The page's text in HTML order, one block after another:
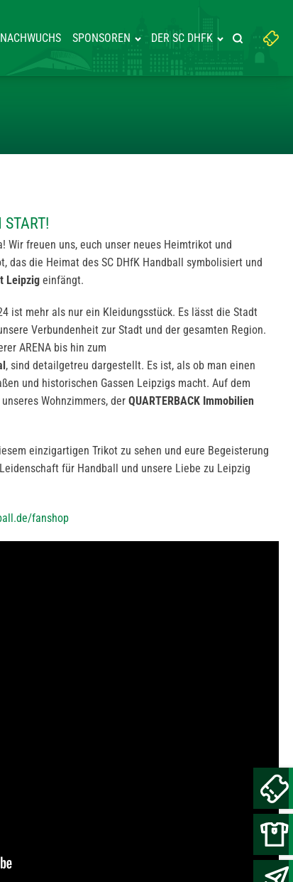
NACHWUCHS SPONSOREN DER SC DHFK
Suchbegriff
eingeben:
Suche
START!
Wir freuen uns, euch unser neues Heimtrikot und
das die Heimat des SC DHfK Handball symbolisiert und
Leipzig einfängt.
ist mehr als nur ein Kleidungsstück. Es lässt die Stadt
Verbundenheit zur Stadt und der gesamten Region.
ARENA bis hin zum
, sind detailgetreu dargestellt. Es ist, als ob man einen
und historischen Gassen Leipzigs macht. Auf dem
Wohnzimmers, der QUARTERBACK Immobilien
einzigartigen Trikot zu sehen und eure Begeisterung
für Handball und unsere Liebe zu Leipzig
fanshop